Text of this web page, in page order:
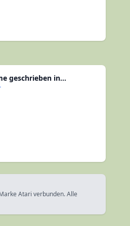
geschrieben in...
Atari verbunden. Alle